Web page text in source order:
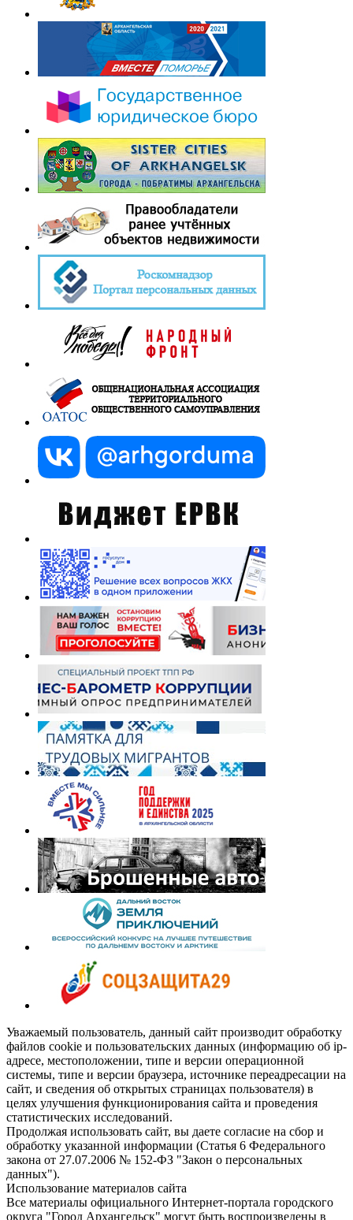
Уважаемый пользователь, данный сайт производит обработку
файлов cookie и пользовательских данных (информацию об ip-
адресе, местоположении, типе и версии операционной
системы, типе и версии браузера, источнике переадресации на
сайт, и сведения об открытых страницах пользователя) в
целях улучшения функционирования сайта и проведения
статистических исследований.
Продолжая использовать сайт, вы даете согласие на сбор и
обработку указанной информации (Статья 6 Федерального
закона от 27.07.2006 № 152-ФЗ "Закон о персональных
данных").
Использование материалов сайта
Все материалы официального Интернет-портала городского
округа "Город Архангельск" могут быть воспроизведены в